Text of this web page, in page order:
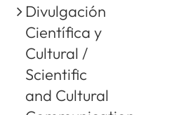
Divulgación
Científica y
Cultural /
Scientific
and Cultural